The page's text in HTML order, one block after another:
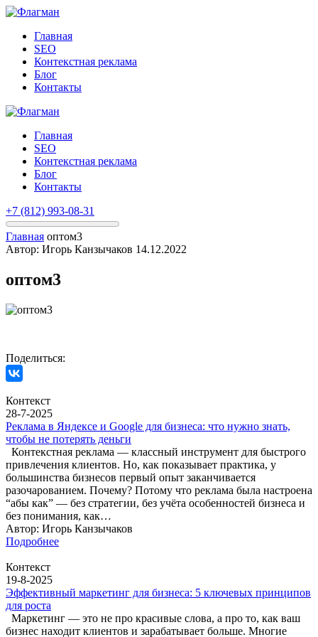
Главная
SEO
Контекстная реклама
Блог
Контакты
Главная
SEO
Контекстная реклама
Блог
Контакты
+7 (812) 993-08-31
Главная оптом3
Автор: Игорь Канзычаков 14.12.2022
оптом3
Поделиться:
Контекст
28-7-2025
Реклама в Яндексе и Google для бизнеса: что нужно знать,
чтобы не потерять деньги
Контекстная реклама — классный инструмент для быстрого
привлечения клиентов. Но, как показывает практика, у
большинства бизнесов первый опыт заканчивается
разочарованием. Почему? Потому что реклама была настроена
“абы как” — без стратегии, без учёта особенностей бизнеса и
без понимания, как…
Автор: Игорь Канзычаков
Подробнее
Контекст
19-8-2025
Эффективный маркетинг для бизнеса: 5 ключевых принципов
для роста
Маркетинг — это не про красивые слова, а про то, как ваш
бизнес находит клиентов и зарабатывает больше. Многие